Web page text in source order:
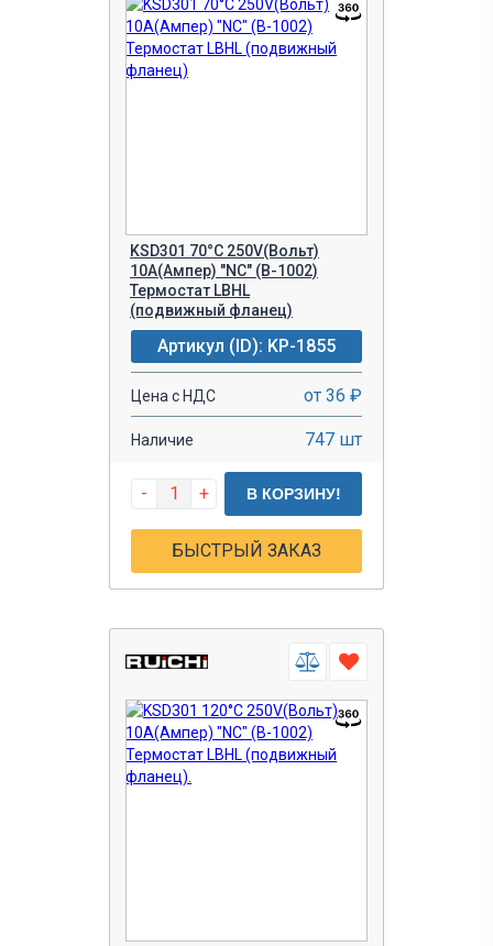
Технические параметры
KSD301 70°C 250V(Вольт)
10A(Ампер) "NC" (В-1002)
Термостат LBHL
(подвижный фланец)
Артикул (ID): KP-1855
Цена с НДС от 36 ₽
Наличие 747 шт
- + В КОРЗИНУ!
БЫСТРЫЙ ЗАКАЗ